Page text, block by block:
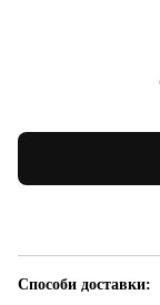
Способи доставки: